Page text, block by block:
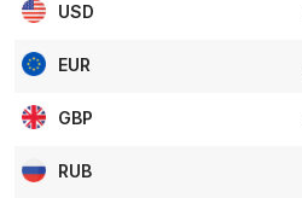
USD
EUR
GBP
RUB